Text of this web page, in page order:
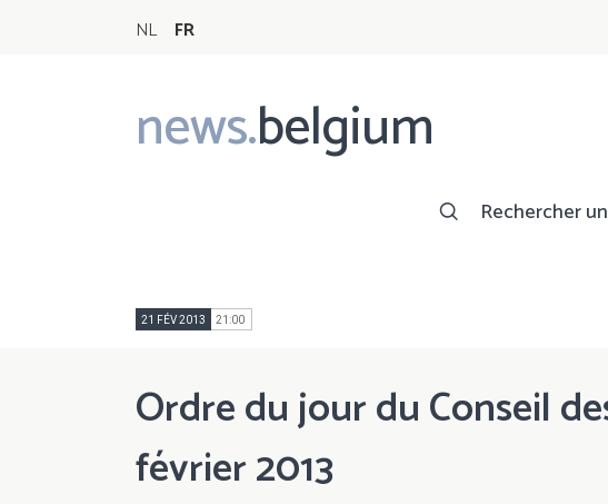
NL FR
news.belgium
Main
navigation
Rechercher
21 FÉV 2013 21:00
Ordre du jour du Conseil
février 2013